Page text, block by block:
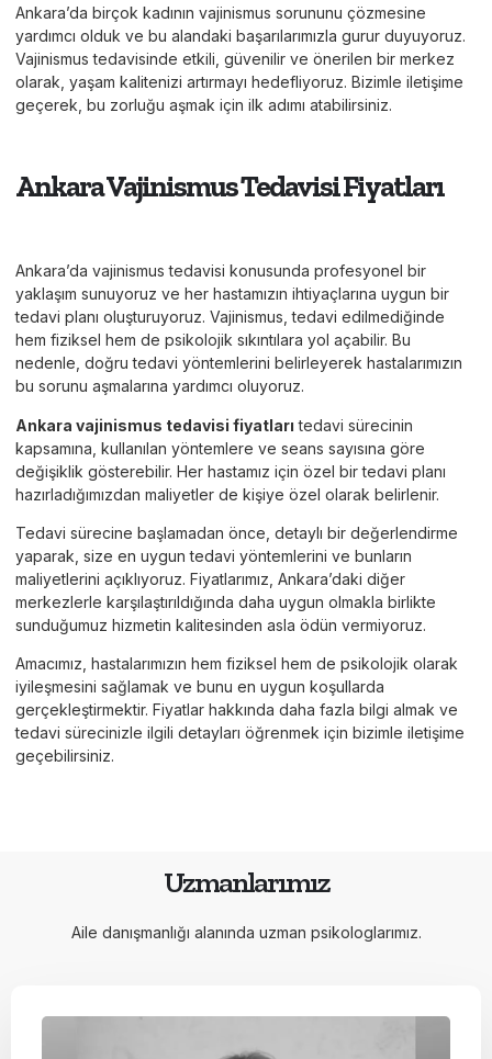
Ankara’da birçok kadının vajinismus sorununu çözmesine
yardımcı olduk ve bu alandaki başarılarımızla gurur duyuyoruz.
Vajinismus tedavisinde etkili, güvenilir ve önerilen bir merkez
olarak, yaşam kalitenizi artırmayı hedefliyoruz. Bizimle iletişime
geçerek, bu zorluğu aşmak için ilk adımı atabilirsiniz.
Ankara Vajinismus Tedavisi Fiyatları
Ankara’da vajinismus tedavisi konusunda profesyonel bir
yaklaşım sunuyoruz ve her hastamızın ihtiyaçlarına uygun bir
tedavi planı oluşturuyoruz. Vajinismus, tedavi edilmediğinde
hem fiziksel hem de psikolojik sıkıntılara yol açabilir. Bu
nedenle, doğru tedavi yöntemlerini belirleyerek hastalarımızın
bu sorunu aşmalarına yardımcı oluyoruz.
Ankara vajinismus tedavisi fiyatları tedavi sürecinin
kapsamına, kullanılan yöntemlere ve seans sayısına göre
değişiklik gösterebilir. Her hastamız için özel bir tedavi planı
hazırladığımızdan maliyetler de kişiye özel olarak belirlenir.
Tedavi sürecine başlamadan önce, detaylı bir değerlendirme
yaparak, size en uygun tedavi yöntemlerini ve bunların
maliyetlerini açıklıyoruz. Fiyatlarımız, Ankara’daki diğer
merkezlerle karşılaştırıldığında daha uygun olmakla birlikte
sunduğumuz hizmetin kalitesinden asla ödün vermiyoruz.
Amacımız, hastalarımızın hem fiziksel hem de psikolojik olarak
iyileşmesini sağlamak ve bunu en uygun koşullarda
gerçekleştirmektir. Fiyatlar hakkında daha fazla bilgi almak ve
tedavi sürecinizle ilgili detayları öğrenmek için bizimle iletişime
geçebilirsiniz.
Uzmanlarımız
Aile danışmanlığı alanında uzman psikologlarımız.